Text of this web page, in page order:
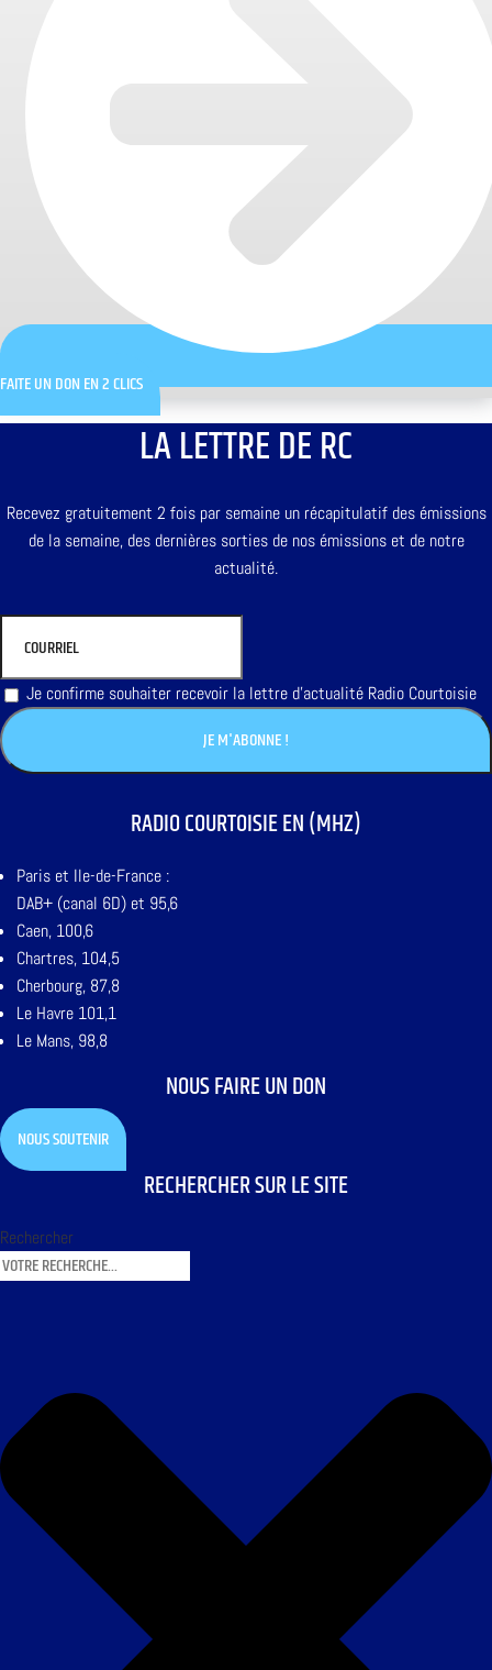
FAITE UN DON EN 2 CLICS
LA LETTRE DE RC
Recevez gratuitement 2 fois par semaine un récapitulatif des émissions
de la semaine, des dernières sorties de nos émissions et de notre
actualité.
Je confirme souhaiter recevoir la lettre d'actualité Radio Courtoisie
RADIO COURTOISIE EN (MHZ)
Paris et Ile-de-France :
DAB+ (canal 6D) et 95,6
Caen, 100,6
Chartres, 104,5
Cherbourg, 87,8
Le Havre 101,1
Le Mans, 98,8
NOUS FAIRE UN DON
NOUS SOUTENIR
RECHERCHER SUR LE SITE
Rechercher